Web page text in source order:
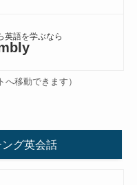
英語を学ぶなら
へ移動できます）
グ英会話